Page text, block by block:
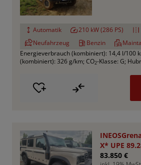
Automatik 210 kW (286 PS)
Neufahrzeug
Benzin
Energieverbrauch (kombiniert): 14,4 l/100
(kombiniert): 326 g/km; CO2-Klasse: G;
X* UPE
83.850 €